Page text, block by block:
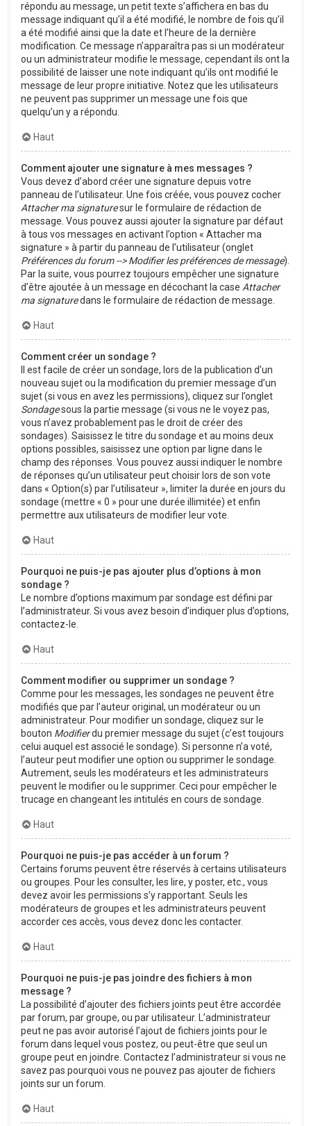
répondu au message, un petit texte s’affichera en bas du
message indiquant qu’il a été modifié, le nombre de fois qu’il
a été modifié ainsi que la date et l’heure de la dernière
modification. Ce message n’apparaîtra pas si un modérateur
ou un administrateur modifie le message, cependant ils ont la
possibilité de laisser une note indiquant qu’ils ont modifié le
message de leur propre initiative. Notez que les utilisateurs
ne peuvent pas supprimer un message une fois que
quelqu’un y a répondu.
Haut
Comment ajouter une signature à mes messages ?
Vous devez d’abord créer une signature depuis votre
panneau de l’utilisateur. Une fois créée, vous pouvez cocher
Attacher ma signaturesur le formulaire de rédaction de
message. Vous pouvez aussi ajouter la signature par défaut
à tous vos messages en activant l’option « Attacher ma
signature » à partir du panneau de l’utilisateur (onglet
Préférences du forum --> Modifier les préférences de message).
Par la suite, vous pourrez toujours empêcher une signature
d’être ajoutée à un message en décochant la case Attacher
ma signaturedans le formulaire de rédaction de message.
Haut
Comment créer un sondage ?
Il est facile de créer un sondage, lors de la publication d’un
nouveau sujet ou la modification du premier message d’un
sujet (si vous en avez les permissions), cliquez sur l’onglet
Sondagesous la partie message (si vous ne le voyez pas,
vous n’avez probablement pas le droit de créer des
sondages). Saisissez le titre du sondage et au moins deux
options possibles, saisissez une option par ligne dans le
champ des réponses. Vous pouvez aussi indiquer le nombre
de réponses qu’un utilisateur peut choisir lors de son vote
dans « Option(s) par l’utilisateur », limiter la durée en jours du
sondage (mettre « 0 » pour une durée illimitée) et enfin
permettre aux utilisateurs de modifier leur vote.
Haut
Pourquoi ne puis-je pas ajouter plus d’options à mon
sondage ?
Le nombre d’options maximum par sondage est défini par
l’administrateur. Si vous avez besoin d’indiquer plus d’options,
contactez-le.
Haut
Comment modifier ou supprimer un sondage ?
Comme pour les messages, les sondages ne peuvent être
modifiés que par l’auteur original, un modérateur ou un
administrateur. Pour modifier un sondage, cliquez sur le
bouton Modifierdu premier message du sujet (c’est toujours
celui auquel est associé le sondage). Si personne n’a voté,
l’auteur peut modifier une option ou supprimer le sondage.
Autrement, seuls les modérateurs et les administrateurs
peuvent le modifier ou le supprimer. Ceci pour empêcher le
trucage en changeant les intitulés en cours de sondage.
Haut
Pourquoi ne puis-je pas accéder à un forum ?
Certains forums peuvent être réservés à certains utilisateurs
ou groupes. Pour les consulter, les lire, y poster, etc., vous
devez avoir les permissions s’y rapportant. Seuls les
modérateurs de groupes et les administrateurs peuvent
accorder ces accès, vous devez donc les contacter.
Haut
Pourquoi ne puis-je pas joindre des fichiers à mon
message ?
La possibilité d’ajouter des fichiers joints peut être accordée
par forum, par groupe, ou par utilisateur. L’administrateur
peut ne pas avoir autorisé l’ajout de fichiers joints pour le
forum dans lequel vous postez, ou peut-être que seul un
groupe peut en joindre. Contactez l’administrateur si vous ne
savez pas pourquoi vous ne pouvez pas ajouter de fichiers
joints sur un forum.
Haut